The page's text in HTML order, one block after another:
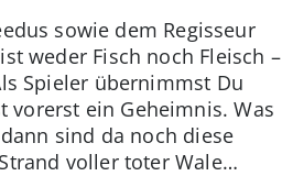
sowie dem Regisseur
weder Fisch noch Fleisch –
Spieler übernimmst Du
vorerst ein Geheimnis. Was
sind da noch diese
voller toter Wale…